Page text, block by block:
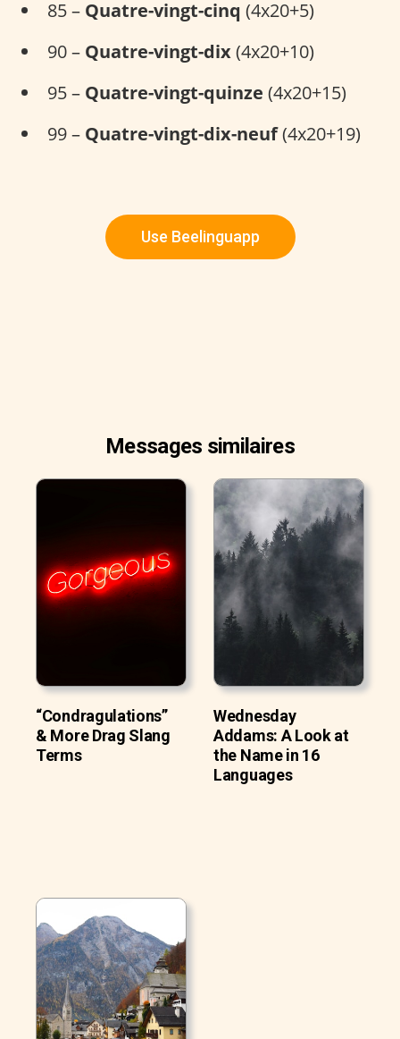
85 – Quatre-vingt-cinq (4x20+5)
90 – Quatre-vingt-dix(4x20+10)
95 – Quatre-vingt-quinze (4x20+15)
99 – Quatre-vingt-dix-neuf(4x20+19)
Use Beelinguapp
Messages similaires
“Condragulations”
& More Drag Slang
Terms
Wednesday
Addams: A Look at
the Name in 16
Languages